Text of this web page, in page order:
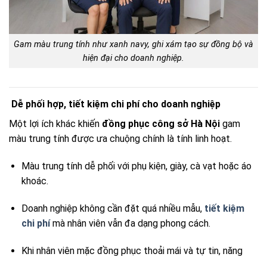
Gam màu trung tính như xanh navy, ghi xám tạo sự đồng bộ và
hiện đại cho doanh nghiệp.
Dễ phối hợp, tiết kiệm chi phí cho doanh nghiệp
Một lợi ích khác khiến đồng phục công sở Hà Nội gam
màu trung tính được ưa chuộng chính là tính linh hoạt.
Màu trung tính dễ phối với phụ kiện, giày, cà vạt hoặc áo
khoác.
Doanh nghiệp không cần đặt quá nhiều mẫu,tiết kiệm
chi phímà nhân viên vẫn đa dạng phong cách.
Khi nhân viên mặc đồng phục thoải mái và tự tin, năng